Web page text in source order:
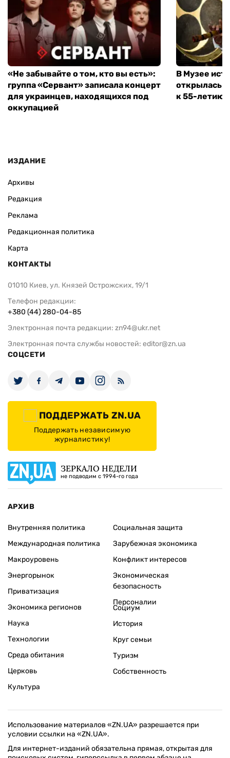
«Не забывайте о том, кто вы есть»:
группа «Сервант» записала концерт
для украинцев, находящихся под
оккупацией
В Музее
открылась
к 55-летию
ИЗДАНИЕ
Архивы
Редакция
Реклама
Редакционная политика
Карта
КОНТАКТЫ
01010 Киев, ул. Князей Острожских, 19/1
Телефон редакции:
+380 (44) 280-04-85
Электронная почта редакции: zn94@ukr.net
Электронная почта службы новостей: editor@zn.ua
СОЦСЕТИ
ПОДДЕРЖАТЬ ZN.UA
Поддержать независимую
журналистику!
ЗЕРКАЛО НЕДЕЛИ
не подводим с 1994-го года
АРХИВ
Внутренняя политика
Международная политика
Макроуровень
Энергорынок
Приватизация
Экономика регионов
Социальная защита
Зарубежная экономика
Конфликт интересов
Экономическая
безопасность
Персоналии
Наука
Технологии
Среда обитания
Церковь
Культура
Социум
История
Круг семьи
Туризм
Собственность
Использование материалов «ZN.UA» разрешается при
условии ссылки на «ZN.UA».
Для интернет-изданий обязательна прямая, открытая для